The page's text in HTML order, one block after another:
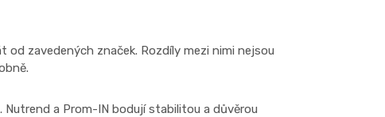
zavedených značek. Rozdíly mezi nimi nejsou
Nutrend a Prom-IN bodují stabilitou a důvěrou